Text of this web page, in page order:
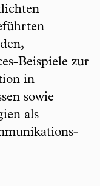
Beispiele zur
in
sowie
als